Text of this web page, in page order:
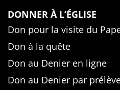
DONNER À L’ÉGLISE
Don pour la visite du
Don à la quête
Don au Denier en ligne
Don au Denier par